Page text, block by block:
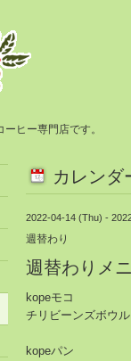
ヒー専門店です。
カレンダ
2022-04-14 (Thu) -
週替わり
週替わりメ
kopeモコ
チリビーンズボウル
kopeパン